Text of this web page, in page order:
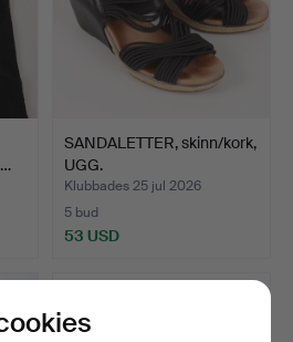
SANDALETTER, skinn/kork,
UGG.
Klubbades 25 jul 2026
5 bud
53 USD